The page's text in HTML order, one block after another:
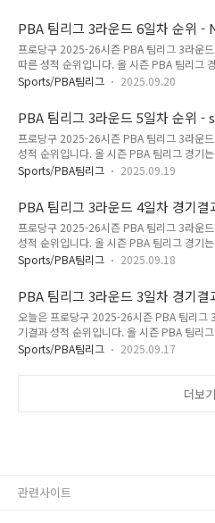
구팀은 4대 4으로 재역전 우승하면서 라운드
니다. 한편 크라..
pba 팀리그 당구팀의 경기는 경기도 고양시
드 경기가 진행되며, 경기 속도 및 규정이 일부
없이 매일 경기가 열립니다. 총 5라운드로 구
포스트시즌이 이어지며, 우승 상금과 MVP
있습니다. PBA 팀리그 3라운드 대회요강 선
승 상금 경기 일정 (2025-26)🏆 웰컴저축은
PBA 팀리그 3라운드 6일차 순위 -
당구팀 상위권으로 도약(2025-26)
프로당구 2025-26시즌 PBA 팀리그 3라운
따른 성적 순위입니다. 올 시즌 PBA 팀리그
단 창단으로 10개 구단 체제로 펼쳐지며, 프
다. 오늘은 지난 1,2 라운드에서 하위권에 맴
드 당구팀의 에피소드를 중심으로 정리하였
당구팀의 경기는 경기도 고양시 킨텍스에서
행되며, 경기 속도 및 규정이 일부 개선되고
기가 열립니다. 총 5라운드로 구성된 정규리
팀리그 3라운드 대회요강 선수명단 우승 상금
Sports/PBA팀리그 2025.09.20
PBA 팀리그 3라운드 5일차 순위 -
팀 1위 올라 (2025-26)
프로당구 2025-26시즌 PBA 팀리그 3라운
성적 순위입니다. 올 시즌 PBA 팀리그 경기
단으로 10개 구단 체제로 펼쳐지며, 프로당구
오늘은 지난 1,2 라운드에서 하위권에 맴돌았
팀 에피소드를 중심으로 정리하였습니다.
경기는 경기도 고양시 킨텍스에서 3라운드 경
기 속도 및 규정이 일부 개선되고 휴식일 없
니다. 총 5라운드로 구성된 정규리그 후 포스
라운드 대회요강 선수명단 우승 상금 경기 일
Sports/PBA팀리그 2025.09.19
PBA 팀리그 3라운드 4일차 경기결
운해태 하이원리조트 당구팀 순위
26)
프로당구 2025-26시즌 PBA 팀리그 3라운
성적 순위입니다. 올 시즌 PBA 팀리그 경기
단으로 10개 구단 체제로 펼쳐지며, 프로당구
오늘은 3라운드 9위와 10위를 기록하고 있
운드 4일차 경기결과 순위 - 크라운해태 하이
위권 도찐개찐 (2025-26)" 테마에 주목해 보
리그 당구팀의 경기는 경기도 고양시 킨텍스
가 진행되며, 경기 속도 및 규정이 일부 개선되
Sports/PBA팀리그 2025.09.18
PBA 팀리그 3라운드 3일차 경기결
당구팀, NH농협카드 연
오늘은 프로당구 2025-26시즌 PBA 팀리그
기결과 성적 순위입니다. 올 시즌 PBA 팀리
구단 창단으로 10개 구단 체제로 펼쳐지며,
라운드 경기가 진행되며, 경기 속도 및 규정이
Sports/PBA팀리그 2025.09.17
더보기
관련사이트